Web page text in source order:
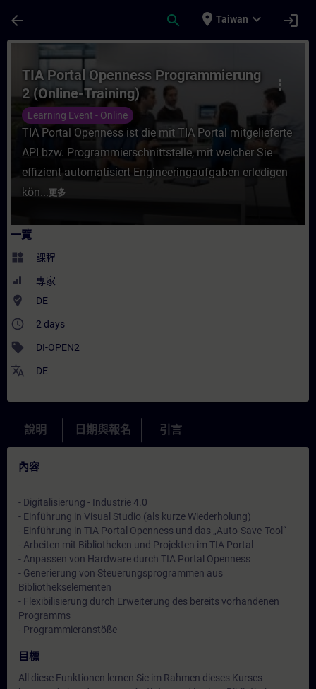
arrow_back search place Taiwan expand_more login
課程 - TIA Portal Openness
more_vert
TIA Portal Openness Programmierung
2 (Online-Training)
Learning Event - Online
TIA Portal Openness ist die mit TIA Portal mitgelieferte
API bzw. Programmierschnittstelle, mit welcher Sie
effizient automatisiert Engineeringaufgaben erledigen
kön...更多
一覽
widgets 課程
專家
where_to_vote DE
access_time 2 days
sell DI-OPEN2
translate DE
說明 日期與報名 引言
內容
- Digitalisierung - Industrie 4.0
- Einführung in Visual Studio (als kurze Wiederholung)
- Einführung in TIA Portal Openness und das „Auto-Save-Tool“
- Arbeiten mit Bibliotheken und Projekten im TIA Portal
- Anpassen von Hardware durch TIA Portal Openness
- Generierung von Steuerungsprogrammen aus
Bibliothekselementen
- Flexibilisierung durch Erweiterung des bereits vorhandenen
Programms
- Programmieranstöße
目標
All diese Funktionen lernen Sie im Rahmen dieses Kurses